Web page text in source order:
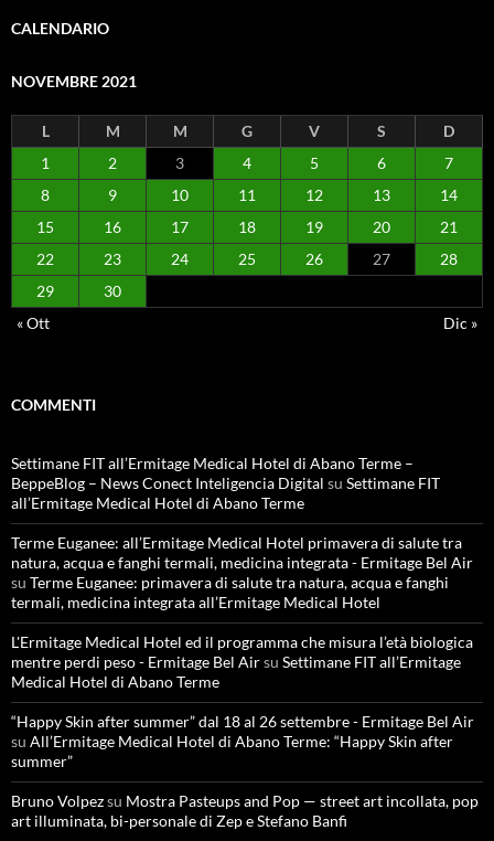
CALENDARIO
NOVEMBRE 2021
L M M G V S
D
1
2 3 4 5 6
7
8
9 10 11 12 13
14
15
16 17 18 19 20
21
22
23 24 25 26 27
28
29
30
« Ott
Dic »
COMMENTI
Settimane FIT all’Ermitage Medical Hotel di Abano Terme –
BeppeBlog – News Conect Inteligencia Digital su Settimane FIT
all’Ermitage Medical Hotel di Abano Terme
Terme Euganee: all’Ermitage Medical Hotel primavera di salute tra
natura, acqua e fanghi termali, medicina integrata - Ermitage Bel Air
su Terme Euganee: primavera di salute tra natura, acqua e fanghi
termali, medicina integrata all’Ermitage Medical Hotel
L'Ermitage Medical Hotel ed il programma che misura l’età biologica
mentre perdi peso - Ermitage Bel Airsu Settimane FIT all’Ermitage
Medical Hotel di Abano Terme
“Happy Skin after summer” dal 18 al 26 settembre - Ermitage Bel Air
su All’Ermitage Medical Hotel di Abano Terme: “Happy Skin after
summer”
Bruno Volpezsu Mostra Pasteups and Pop — street art incollata, pop
art illuminata, bi-personale di Zep e Stefano Banfi